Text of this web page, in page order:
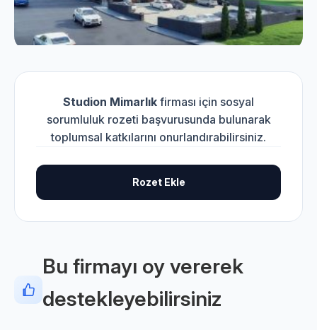
Studion Mimarlık firması için sosyal
sorumluluk rozeti başvurusunda bulunarak
toplumsal katkılarını onurlandırabilirsiniz.
Rozet Ekle
Bu firmayı oy vererek
destekleyebilirsiniz